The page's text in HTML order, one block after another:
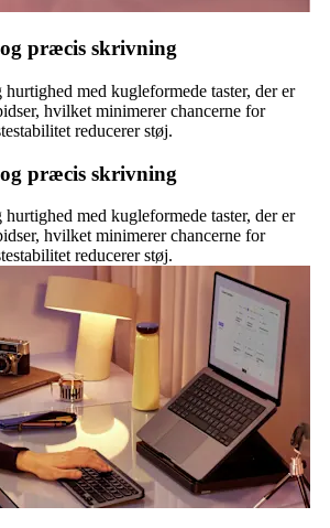
præcis skrivning
med kugleformede taster, der er
hvilket minimerer chancerne for
reducerer støj.
præcis skrivning
med kugleformede taster, der er
hvilket minimerer chancerne for
reducerer støj.